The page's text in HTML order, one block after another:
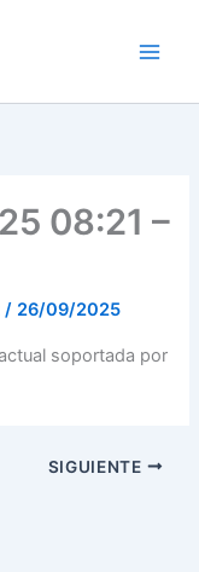
08:21 –
/ 26/09/2025
soportada por
SIGUIENTE